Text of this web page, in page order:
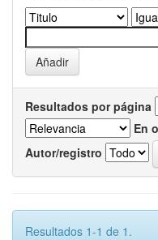
Resultados por página
En
Autor/registro
Resultados 1-1 de 1.